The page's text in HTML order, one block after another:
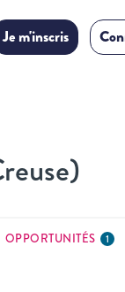
Je m'inscris
OPPORTUNITÉS 1